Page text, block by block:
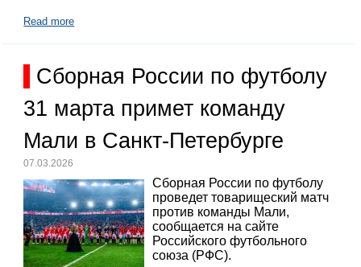
Read more
Сборная России по футболу
31 марта примет команду
Мали в Санкт-Петербурге
07.03.2026
Сборная России по футболу
проведет товарищеский матч
против команды Мали,
сообщается на сайте
Российского футбольного
союза (РФС).